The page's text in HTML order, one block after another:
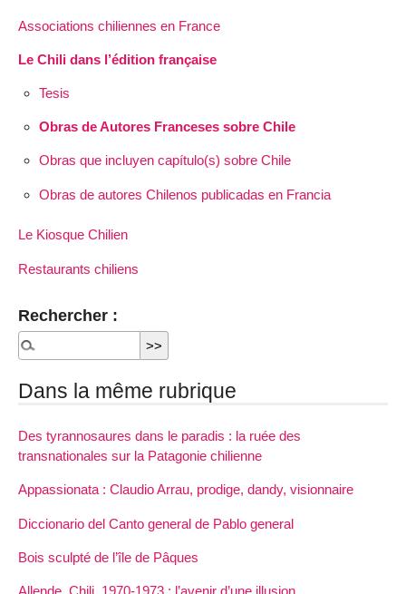
Associations chiliennes en France
Le Chili dans l’édition française
Tesis
Obras de Autores Franceses sobre Chile
Obras que incluyen capítulo(s) sobre Chile
Obras de autores Chilenos publicadas en Francia
Le Kiosque Chilien
Restaurants chiliens
Rechercher :
Dans la même rubrique
Des tyrannosaures dans le paradis : la ruée des
transnationales sur la Patagonie chilienne
Appassionata : Claudio Arrau, prodige, dandy, visionnaire
Diccionario del Canto general de Pablo general
Bois sculpté de l’île de Pâques
Allende, Chili, 1970-1973 : l’avenir d’une illusion